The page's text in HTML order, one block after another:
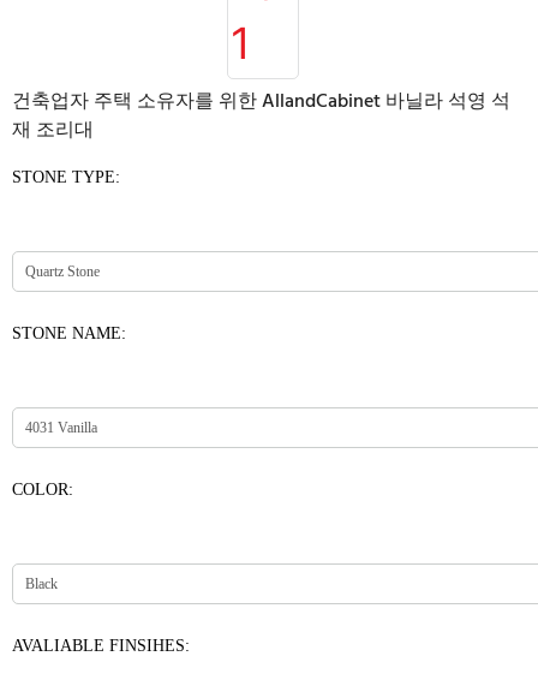
건축업자 주택 소유자를 위한 AllandCabinet 바닐라 석영 석
재 조리대
STONE TYPE:
STONE NAME:
COLOR:
AVALIABLE FINSIHES: